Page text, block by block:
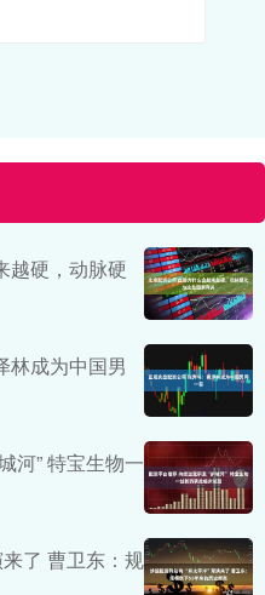
越硬，动脉硬
林成为中国男
河” 特宝生物一
了 曹卫东：规